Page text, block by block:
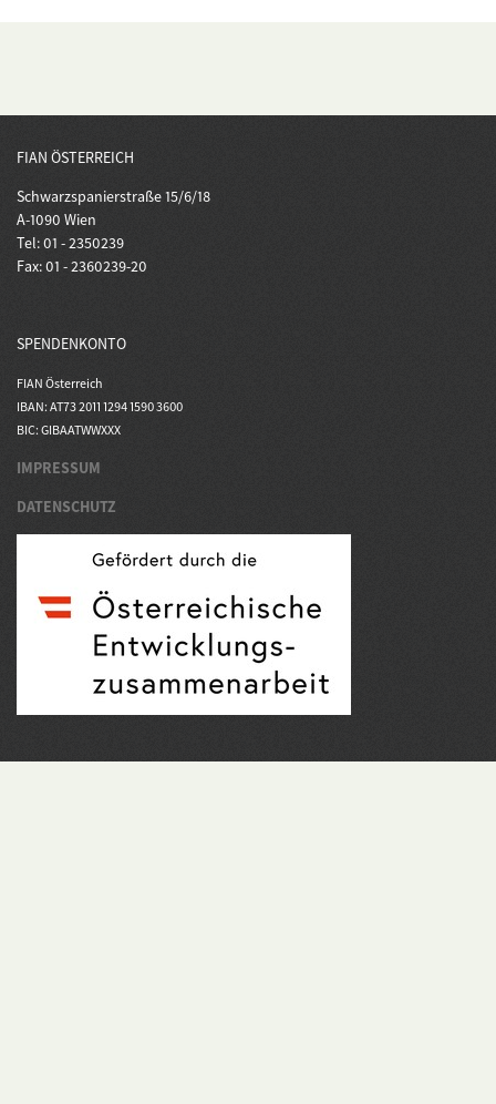
FIAN ÖSTERREICH
Schwarzspanierstraße 15/6/18
A-1090 Wien
Tel: 01 - 2350239
Fax: 01 - 2360239-20
SPENDENKONTO
FIAN Österreich
IBAN: AT73 2011 1294 1590 3600
BIC: GIBAATWWXXX
IMPRESSUM
DATENSCHUTZ